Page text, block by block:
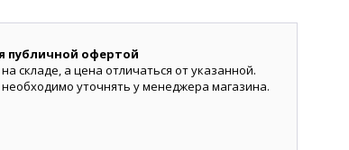
публичной офертой
складе, а цена отличаться от указанной.
уточнять у менеджера магазина.